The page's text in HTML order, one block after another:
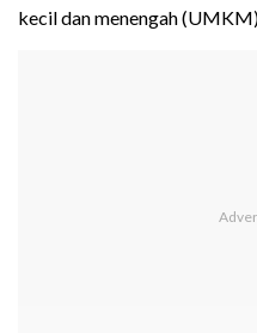
kecil dan menengah